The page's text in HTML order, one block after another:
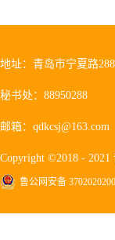
地址：青岛市宁夏路
秘书处：88950288
邮箱：qdkcsj@163.com
Copyright ©2018 -
鲁公网安备